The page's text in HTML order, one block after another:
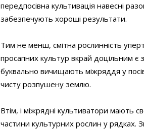
передпосівна культивація навесні
забезпечують хороші результати.
Тим не менш, смітна рослинність
просапних культур вкрай доцільним є
буквально вичищають міжряддя у
чисту розпушену землю.
Втім, і міжрядні культиватори мають
частини культурних рослин у рядках.